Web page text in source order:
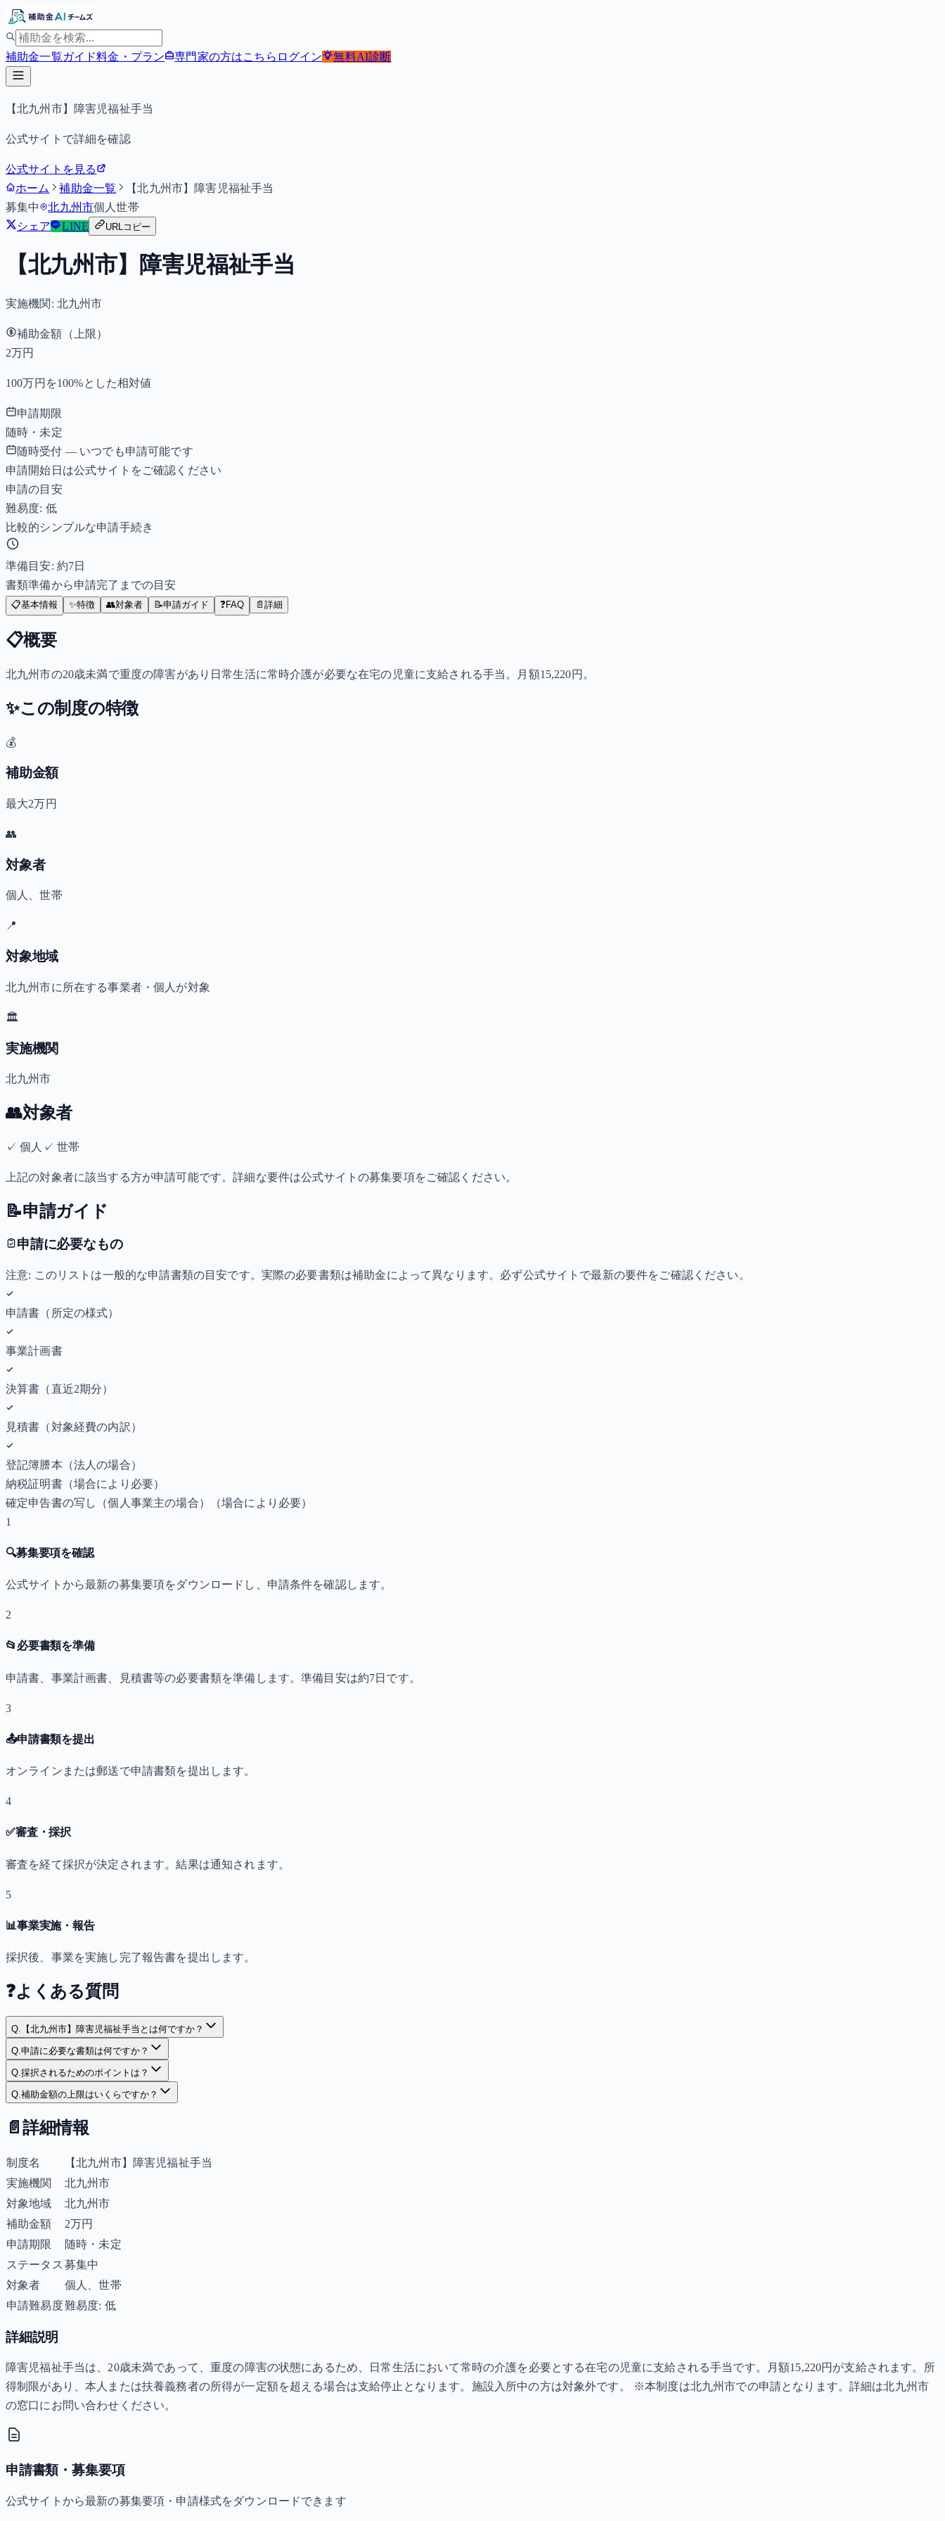
補助金一覧ガイド料金・プラン 専門家の方はこちら ログイン 無料AI診断
【北九州市】障害児福祉手当
公式サイトで詳細を確認
公式サイトを見る
ホーム
補助金一覧
【北九州市】障害児福祉手当
募集中
北九州市個人世帯
シェア
LINE URLコピー
【北九州市】障害児福祉手当
実施機関: 北九州市
補助金額（上限）
2万円
100万円を100%とした相対値
申請期限
随時・未定
随時受付 — いつでも申請可能です
申請開始日は公式サイトをご確認ください
申請の目安
難易度: 低
比較的シンプルな申請手続き
準備目安: 約7日
書類準備から申請完了までの目安
📋基本情報 ✨特徴 👥対象者 📝申請ガイド ❓FAQ 📄 詳細
📋概要
北九州市の20歳未満で重度の障害があり日常生活に常時介護が必要な在宅の児童に支給される手当。月額15,220円。
✨この制度の特徴
💰
補助金額
最大2万円
👥
対象者
個人、世帯
📍
対象地域
北九州市に所在する事業者・個人が対象
🏛️
実施機関
北九州市
👥対象者
✓個人 ✓ 世帯
上記の対象者に該当する方が申請可能です。詳細な要件は公式サイトの募集要項をご確認ください。
📝申請ガイド
申請に必要なもの
注意: このリストは一般的な申請書類の目安です。実際の必要書類は補助金によって異なります。必ず公式サイトで最新の要件をご確認ください。
申請書（所定の様式）
事業計画書
決算書（直近2期分）
見積書（対象経費の内訳）
登記簿謄本（法人の場合）
納税証明書（場合により必要）
確定申告書の写し（個人事業主の場合）
（場合により必要）
1
🔍募集要項を確認
公式サイトから最新の募集要項をダウンロードし、申請条件を確認します。
2
📂 必要書類を準備
申請書、事業計画書、見積書等の必要書類を準備します。準備目安は約7日です。
3
📤申請書類を提出
オンラインまたは郵送で申請書類を提出します。
4
✅審査・採択
審査を経て採択が決定されます。結果は通知されます。
5
📊事業実施・報告
採択後、事業を実施し完了報告書を提出します。
❓よくある質問
Q. 【北九州市】障害児福祉手当とは何ですか？
Q.申請に必要な書類は何ですか？
Q.採択されるためのポイントは？
Q.補助金額の上限はいくらですか？
📄 詳細情報
制度名
【北九州市】障害児福祉手当
実施機関
北九州市
対象地域
北九州市
補助金額
2万円
申請期限
随時・未定
ステータス 募集中
対象者
個人、世帯
申請難易度難易度: 低
詳細説明
障害児福祉手当は、20歳未満であって、重度の障害の状態にあるため、日常生活において常時の介護を必要とする在宅の児童に支給される手当です。月額15,220円が支給されます。所
得制限があり、本人または扶養義務者の所得が一定額を超える場合は支給停止となります。施設入所中の方は対象外です。 ※本制度は北九州市での申請となります。詳細は北九州市
の窓口にお問い合わせください。
申請書類・募集要項
公式サイトから最新の募集要項・申請様式をダウンロードできます